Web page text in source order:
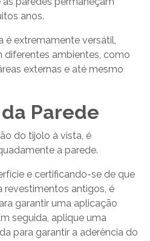
anos.
é extremamente versátil,
ambientes, como
externas e até mesmo
Parede
do tijolo à vista, é
a parede.
e certificando-se de que
revestimentos antigos, é
garantir uma aplicação
seguida, aplique uma
para garantir a aderência do